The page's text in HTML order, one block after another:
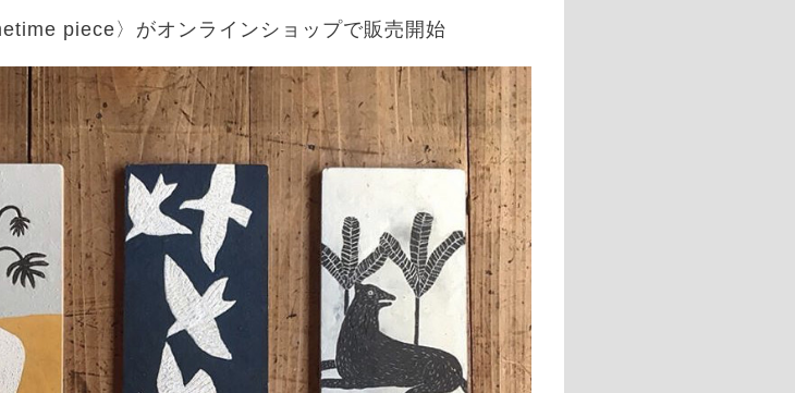
piece〉がオンラインショップで販売開始